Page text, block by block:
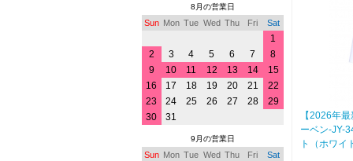
【2026年
ーベン-JY-
ト（ホワイ
8月の営業日
Sun Mon Tue Wed Thu Fri Sat
1
2
3 4 5 6 7
8
9
10 11 12 13 14
15
16
17 18 19 20 21
22
23
24 25 26 27 28
29
30
31
9月の営業日
Sun Mon Tue Wed Thu Fri Sat